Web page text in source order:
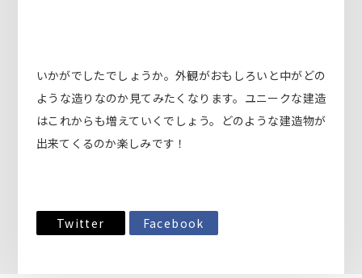
いかがでしたでしょうか。外観がおもしろいと中がどの
ような造りなのか見てみたくなります。ユニークな建造
はこれからも増えていくでしょう。どのような建造物が
出来てくるのか楽しみです！
Twitter Facebook